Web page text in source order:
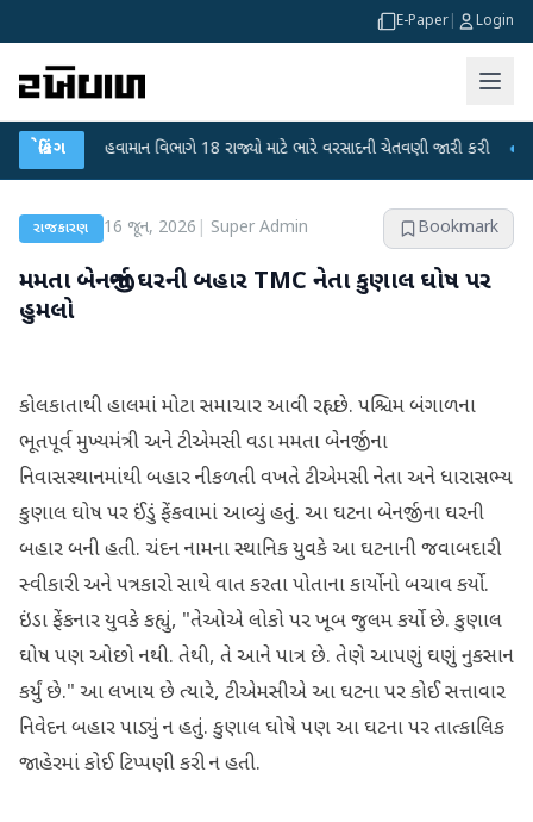
E-Paper Login
બ્રેકિંગ
હવામાન વિભાગે 18 રાજ્યો માટે ભારે વરસાદની ચેતવણી જારી કરી ●
રાજકારણ 16 જૂન, 2026 Super Admin Bookmark
મમતા બેનર્જીના ઘરની બહાર TMC નેતા કુણાલ ઘોષ પર
હુમલો
કોલકાતાથી હાલમાં મોટા સમાચાર આવી રહ્યા છે. પશ્ચિમ બંગાળના
ભૂતપૂર્વ મુખ્યમંત્રી અને ટીએમસી વડા મમતા બેનર્જીના
નિવાસસ્થાનમાંથી બહાર નીકળતી વખતે ટીએમસી નેતા અને ધારાસભ્ય
કુણાલ ઘોષ પર ઈંડું ફેંકવામાં આવ્યું હતું. આ ઘટના બેનર્જીના ઘરની
બહાર બની હતી. ચંદન નામના સ્થાનિક યુવકે આ ઘટનાની જવાબદારી
સ્વીકારી અને પત્રકારો સાથે વાત કરતા પોતાના કાર્યોનો બચાવ કર્યો.
ઇંડા ફેંકનાર યુવકે કહ્યું, "તેઓએ લોકો પર ખૂબ જુલમ કર્યો છે. કુણાલ
ઘોષ પણ ઓછો નથી. તેથી, તે આને પાત્ર છે. તેણે આપણું ઘણું નુકસાન
કર્યું છે." આ લખાય છે ત્યારે, ટીએમસીએ આ ઘટના પર કોઈ સત્તાવાર
નિવેદન બહાર પાડ્યું ન હતું. કુણાલ ઘોષે પણ આ ઘટના પર તાત્કાલિક
જાહેરમાં કોઈ ટિપ્પણી કરી ન હતી.